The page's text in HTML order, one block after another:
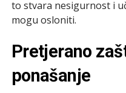
to stvara nesigurnost i
mogu osloniti.
Pretjerano
ponašanje